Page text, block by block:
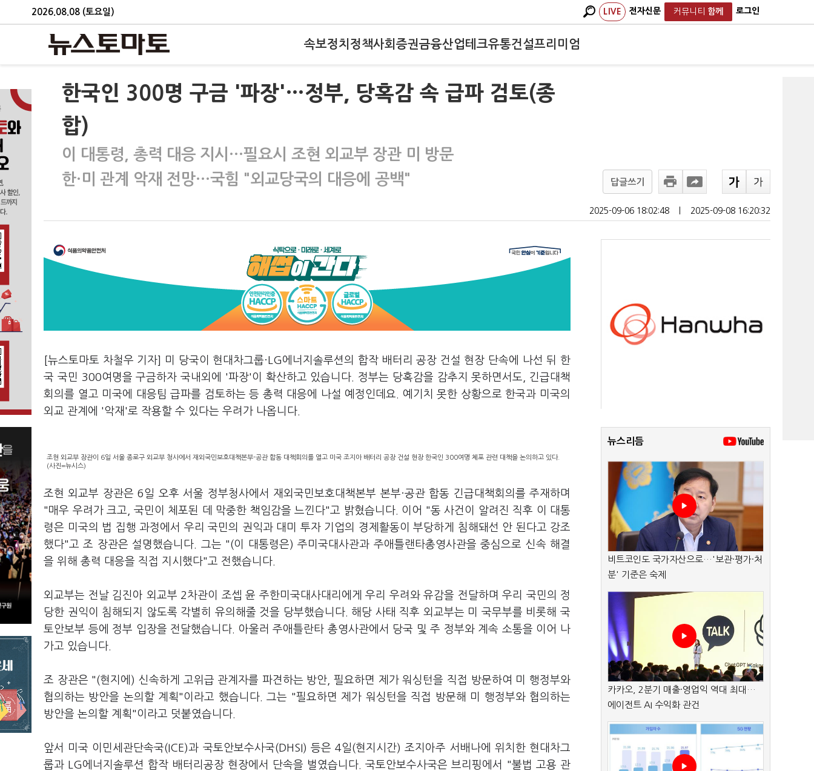
2026.08.08 (토요일) LIVE 전자신문 커뮤니티 함께 로그인
속보정치 정책사회 증권금융산업테크유통건설프리미엄
한국인 300명 구금 '파장'…정부, 당혹감 속 급파 검토(종
합)
이 대통령, 총력 대응 지시…필요시 조현 외교부 장관 미 방문
한·미 관계 악재 전망…국힘 "외교당국의 대응에 공백"
답글쓰기
2025-09-06 18:02:48 2025-09-08 16:20:32
[뉴스토마토 차철우 기자] 미 당국이 현대차그룹·LG에너지솔루션의 합작 배터리 공장 건설 현장 단속에 나선 뒤 한
국 국민 300여명을 구금하자 국내외에 '파장'이 확산하고 있습니다. 정부는 당혹감을 감추지 못하면서도, 긴급대책
회의를 열고 미국에 대응팀 급파를 검토하는 등 총력 대응에 나설 예정인데요. 예기치 못한 상황으로 한국과 미국의
외교 관계에 '악재'로 작용할 수 있다는 우려가 나옵니다.
조현 외교부 장관이 6일 서울 종로구 외교부 청사에서 재외국민보호대책본부-공관 합동 대책회의를 열고 미국 조지아 배터리 공장 건설 현장 한국인 300여명 체포 관련 대책을 논의하고 있다.
(사진=뉴시스)
조현 외교부 장관은 6일 오후 서울 정부청사에서 재외국민보호대책본부 본부·공관 합동 긴급대책회의를 주재하며
"매우 우려가 크고, 국민이 체포된 데 막중한 책임감을 느낀다"고 밝혔습니다. 이어 "동 사건이 알려진 직후 이 대통
령은 미국의 법 집행 과정에서 우리 국민의 권익과 대미 투자 기업의 경제활동이 부당하게 침해돼선 안 된다고 강조
했다"고 조 장관은 설명했습니다. 그는 "(이 대통령은) 주미국대사관과 주애틀랜타총영사관을 중심으로 신속 해결
을 위해 총력 대응을 직접 지시했다"고 전했습니다.
외교부는 전날 김진아 외교부 2차관이 조셉 윤 주한미국대사대리에게 우리 우려와 유감을 전달하며 우리 국민의 정
당한 권익이 침해되지 않도록 각별히 유의해줄 것을 당부했습니다. 해당 사태 직후 외교부는 미 국무부를 비롯해 국
토안보부 등에 정부 입장을 전달했습니다. 아울러 주애틀란타 총영사관에서 당국 및 주 정부와 계속 소통을 이어 나
가고 있습니다.
조 장관은 "(현지에) 신속하게 고위급 관계자를 파견하는 방안, 필요하면 제가 워싱턴을 직접 방문하여 미 행정부와
협의하는 방안을 논의할 계획"이라고 했습니다. 그는 "필요하면 제가 워싱턴을 직접 방문해 미 행정부와 협의하는
방안을 논의할 계획"이라고 덧붙였습니다.
앞서 미국 이민세관단속국(ICE)과 국토안보수사국(DHSI) 등은 4일(현지시간) 조지아주 서배나에 위치한 현대차그
룹과 LG에너지솔루션 합작 배터리공장 현장에서 단속을 벌였습니다. 국토안보수사국은 브리핑에서 "불법 고용 관
뉴스리듬
비트코인도 국가자산으로…'보관·평가·처
분' 기준은 숙제
카카오, 2분기 매출·영업익 역대 최대…
에이전트 AI 수익화 관건